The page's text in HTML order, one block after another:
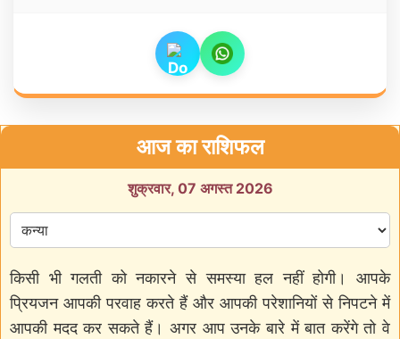
आज का राशिफल
शुक्रवार, 07 अगस्त 2026
किसी भी गलती को नकारने से समस्या हल नहीं होगी। आपके
प्रियजन आपकी परवाह करते हैं और आपकी परेशानियों से निपटने में
आपकी मदद कर सकते हैं। अगर आप उनके बारे में बात करेंगे तो वे